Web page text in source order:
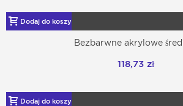
Dodaj do koszyka
Bezbarwne akrylowe
118,73 zł
Dodaj do koszyka